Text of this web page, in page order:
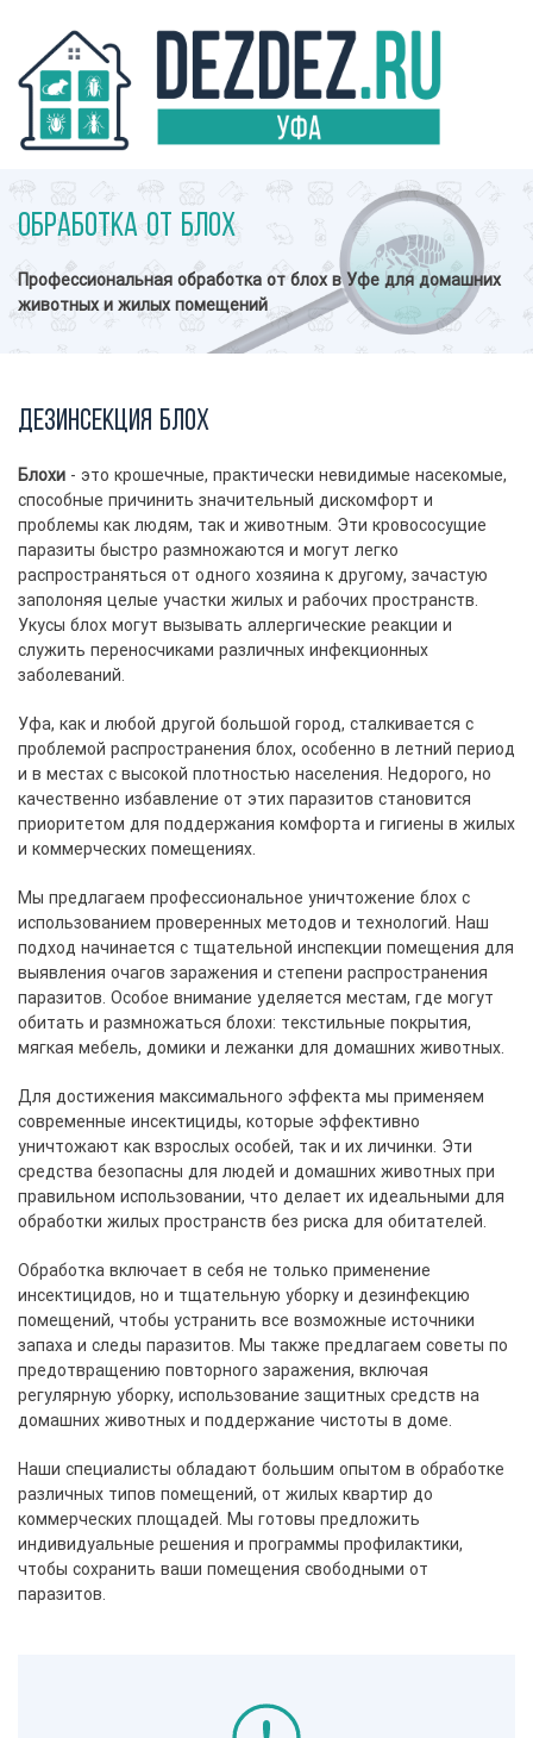
Обработка от блох
Профессиональная обработка от блох в Уфе для домашних
животных и жилых помещений
Дезинсекция блох
Блохи - это крошечные, практически невидимые насекомые,
способные причинить значительный дискомфорт и
проблемы как людям, так и животным. Эти кровососущие
паразиты быстро размножаются и могут легко
распространяться от одного хозяина к другому, зачастую
заполоняя целые участки жилых и рабочих пространств.
Укусы блох могут вызывать аллергические реакции и
служить переносчиками различных инфекционных
заболеваний.
Уфа, как и любой другой большой город, сталкивается с
проблемой распространения блох, особенно в летний период
и в местах с высокой плотностью населения. Недорого, но
качественно избавление от этих паразитов становится
приоритетом для поддержания комфорта и гигиены в жилых
и коммерческих помещениях.
Мы предлагаем профессиональное уничтожение блох с
использованием проверенных методов и технологий. Наш
подход начинается с тщательной инспекции помещения для
выявления очагов заражения и степени распространения
паразитов. Особое внимание уделяется местам, где могут
обитать и размножаться блохи: текстильные покрытия,
мягкая мебель, домики и лежанки для домашних животных.
Для достижения максимального эффекта мы применяем
современные инсектициды, которые эффективно
уничтожают как взрослых особей, так и их личинки. Эти
средства безопасны для людей и домашних животных при
правильном использовании, что делает их идеальными для
обработки жилых пространств без риска для обитателей.
Обработка включает в себя не только применение
инсектицидов, но и тщательную уборку и дезинфекцию
помещений, чтобы устранить все возможные источники
запаха и следы паразитов. Мы также предлагаем советы по
предотвращению повторного заражения, включая
регулярную уборку, использование защитных средств на
домашних животных и поддержание чистоты в доме.
Наши специалисты обладают большим опытом в обработке
различных типов помещений, от жилых квартир до
коммерческих площадей. Мы готовы предложить
индивидуальные решения и программы профилактики,
чтобы сохранить ваши помещения свободными от
паразитов.